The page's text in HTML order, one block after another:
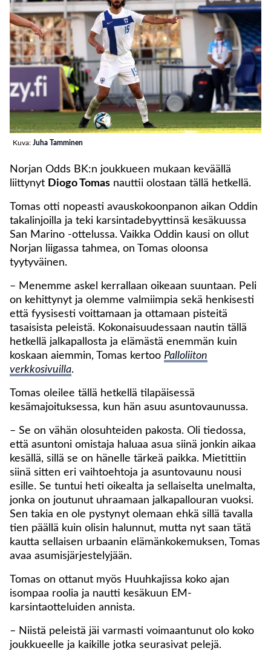
Kuva: Juha Tamminen
Norjan Odds BK:n joukkueen mukaan keväällä
liittynyt Diogo Tomas nauttii olostaan tällä hetkellä.
Tomas otti nopeasti avauskokoonpanon aikan Oddin
takalinjoilla ja teki karsintadebyyttinsä kesäkuussa
San Marino -ottelussa. Vaikka Oddin kausi on ollut
Norjan liigassa tahmea, on Tomas oloonsa
tyytyväinen.
– Menemme askel kerrallaan oikeaan suuntaan. Peli
on kehittynyt ja olemme valmiimpia sekä henkisesti
että fyysisesti voittamaan ja ottamaan pisteitä
tasaisista peleistä. Kokonaisuudessaan nautin tällä
hetkellä jalkapallosta ja elämästä enemmän kuin
koskaan aiemmin, Tomas kertoo Palloliiton
verkkosivuilla.
Tomas oleilee tällä hetkellä tilapäisessä
kesämajoituksessa, kun hän asuu asuntovaunussa.
– Se on vähän olosuhteiden pakosta. Oli tiedossa,
että asuntoni omistaja haluaa asua siinä jonkin aikaa
kesällä, sillä se on hänelle tärkeä paikka. Mietittiin
siinä sitten eri vaihtoehtoja ja asuntovaunu nousi
esille. Se tuntui heti oikealta ja sellaiselta unelmalta,
jonka on joutunut uhraamaan jalkapallouran vuoksi.
Sen takia en ole pystynyt olemaan ehkä sillä tavalla
tien päällä kuin olisin halunnut, mutta nyt saan tätä
kautta sellaisen urbaanin elämänkokemuksen, Tomas
avaa asumisjärjestelyjään.
Tomas on ottanut myös Huuhkajissa koko ajan
isompaa roolia ja nautti kesäkuun EM-
karsintaotteluiden annista.
– Niistä peleistä jäi varmasti voimaantunut olo koko
joukkueelle ja kaikille jotka seurasivat pelejä.